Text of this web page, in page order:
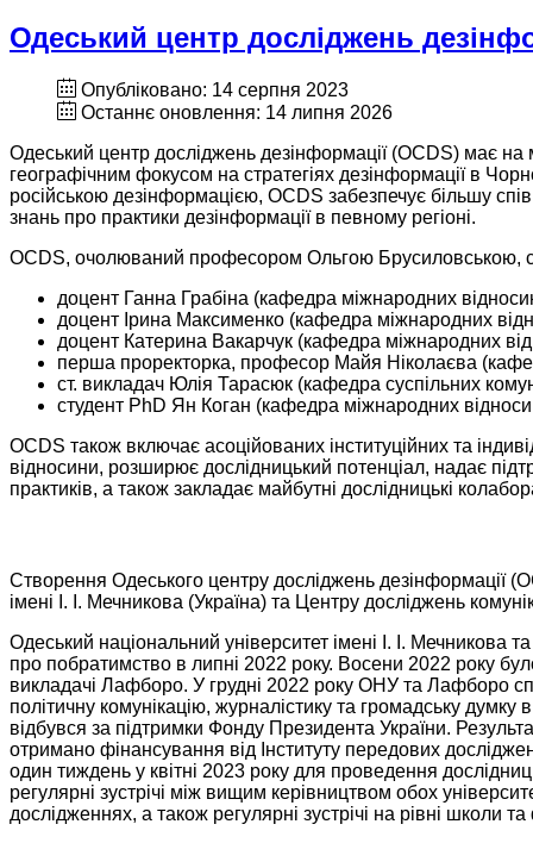
Одеський центр досліджень
Опубліковано: 14 серпня 2023
Останнє оновлення: 14 липня 2026
Одеський центр досліджень дезінформації (OCDS) має на
географічним фокусом на стратегіях дезінформації в
російською дезінформацією, OCDS забезпечує більшу
знань про практики дезінформації в певному регіоні.
OCDS, очолюваний професором Ольгою Брусиловською,
доцент Ганна Грабіна (кафедра міжнародних
доцент Ірина Максименко (кафедра міжнародних
доцент Катерина Вакарчук (кафедра міжнародних
перша проректорка, професор Майя Ніколаєва
ст. викладач Юлія Тарасюк (кафедра суспільних
студент PhD Ян Коган (кафедра міжнародних
OCDS також включає асоційованих інституційних та
відносини, розширює дослідницький потенціал, надає
практиків, а також закладає майбутні дослідницькі
Створення Одеського центру досліджень дезінформації
імені І. І. Мечникова (Україна) та Центру досліджень
Одеський національний університет імені І. І. Мечникова
про побратимство в липні 2022 року. Восени 2022 року
викладачі Лафборо. У грудні 2022 року ОНУ та Лафборо
політичну комунікацію, журналістику та громадську думку
відбувся за підтримки Фонду Президента України.
отримано фінансування від Інституту передових
один тиждень у квітні 2023 року для проведення
регулярні зустрічі між вищим керівництвом обох
дослідженнях, а також регулярні зустрічі на рівні школи